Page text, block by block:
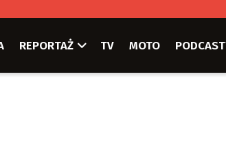
REPORTAŻ TV MOTO